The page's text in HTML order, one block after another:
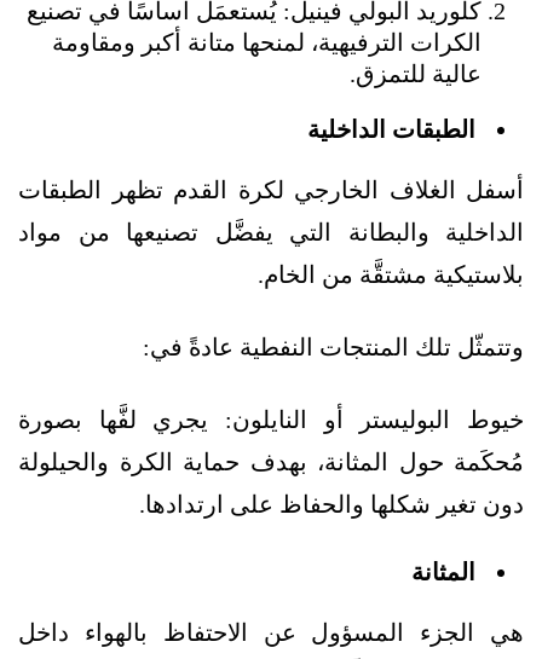
كلوريد البولي فينيل: يُستعمَل أساسًا في تصنيع
الكرات الترفيهية، لمنحها متانة أكبر ومقاومة
عالية للتمزق.
الطبقات الداخلية
أسفل الغلاف الخارجي لكرة القدم تظهر الطبقات
الداخلية والبطانة التي يفضَّل تصنيعها من مواد
بلاستيكية مشتقَّة من الخام.
وتتمثّل تلك المنتجات النفطية عادةً في:
خيوط البوليستر أو النايلون: يجري لفَّها بصورة
مُحكَمة حول المثانة، بهدف حماية الكرة والحيلولة
دون تغير شكلها والحفاظ على ارتدادها.
المثانة
هي الجزء المسؤول عن الاحتفاظ بالهواء داخل